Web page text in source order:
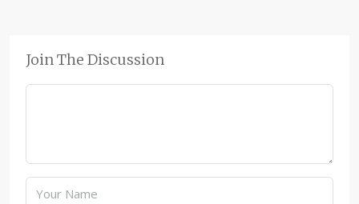
Join The Discussion